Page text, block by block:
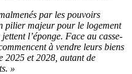
par les pouvoirs
pilier majeur pour le logement
l’éponge. Face au casse-
à vendre leurs biens
2025 et 2028, autant de
»